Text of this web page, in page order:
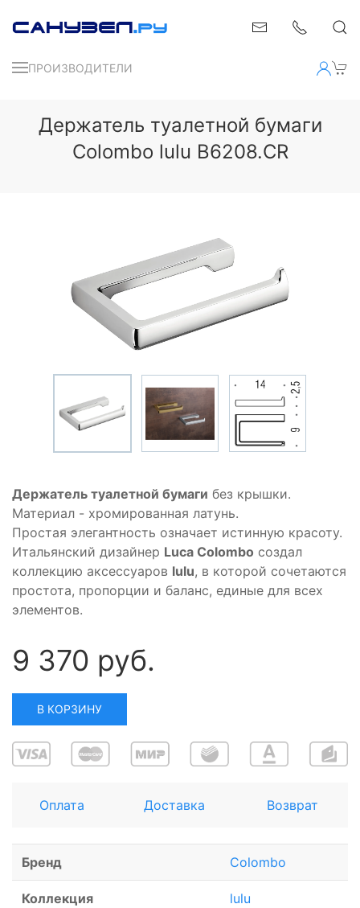
ПРОИЗВОДИТЕЛИ
Держатель туалетной бумаги
Colombo lulu B6208.CR
Держатель туалетной бумаги без крышки.
Материал - хромированная латунь.
Простая элегантность означает истинную красоту.
Итальянский дизайнер Luca Colombo создал
коллекцию аксессуаров lulu, в которой сочетаются
простота, пропорции и баланс, единые для всех
элементов.
9 370 руб.
В КОРЗИНУ
Оплата Доставка Возврат
Бренд Colombo
Коллекция lulu